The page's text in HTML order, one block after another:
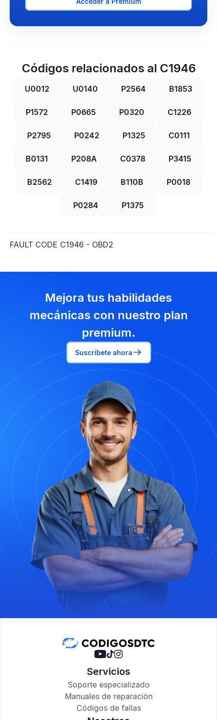
Códigos relacionados al C1946
U0012 U0140 P2564 B1853
P1572 P0665 P0320 C1226
P2795 P0242 P1325 C0111
B0131 P208A C0378 P3415
B2562 C1419 B110B P0018
P0284 P1375
FAULT CODE C1946 - OBD2
Mejora tus habilidades
mecánicas con nuestro plan
premium.
Suscríbete ahora
Servicios
Soporte especializado
Manuales de reparación
Códigos de fallas